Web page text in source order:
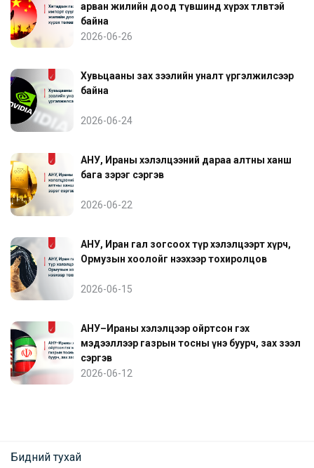
арван жилийн доод түвшинд хүрэх төлөвтэй
байна
2026-06-26
Хувьцааны зах зээлийн уналт үргэлжилсээр
байна
2026-06-24
АНУ, Ираны хэлэлцээний дараа алтны ханш
бага зэрэг сэргэв
2026-06-22
АНУ, Иран гал зогсоох түр хэлэлцээрт хүрч,
Ормузын хоолойг нээхээр тохиролцов
2026-06-15
АНУ–Ираны хэлэлцээр ойртсон гэх
мэдээллээр газрын тосны үнэ буурч, зах зээл
сэргэв
2026-06-12
Бидний тухай